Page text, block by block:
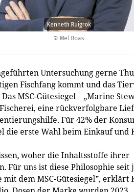
© Mel Boas
Kenneth Ruigrok
Untersuchung gerne
Fischfang kommt und das
MSC-Gütesiegel – „Marine
eine rückverfolgbare
Für 42% der
die erste Wahl beim Einkauf und
woher die Inhaltsstoffe ihrer
Für uns ist diese Philosophie seit
dem MSC-Gütesiegel”, erklärt